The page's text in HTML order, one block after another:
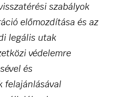
szabályok
előmozdítása és az
legális utak
védelemre
és
felajánlásával